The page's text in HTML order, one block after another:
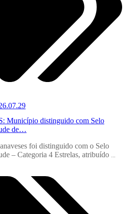
Município distinguido com Selo
de…
foi distinguido com o Selo
– Categoria 4 Estrelas, atribuído